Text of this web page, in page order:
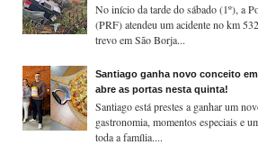
No início da tarde do sábado (1º), a
(PRF) atendeu um acidente no km
trevo em São Borja...
Santiago ganha novo conceito
abre as portas nesta quinta!
Santiago está prestes a ganhar um
gastronomia, momentos especiais e
toda a família....